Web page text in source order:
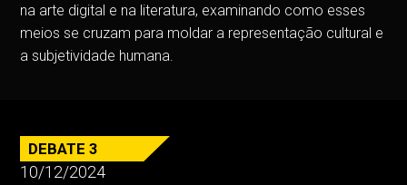
na arte digital e na literatura, examinando como esses
meios se cruzam para moldar a representação cultural e
a subjetividade humana.
DEBATE 3
10/12/2024